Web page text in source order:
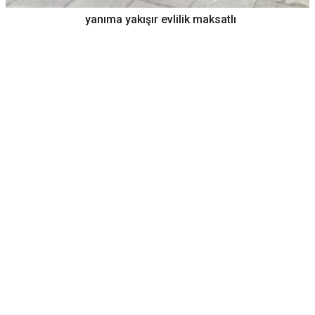
yanıma yakışır evlilik maksatlı